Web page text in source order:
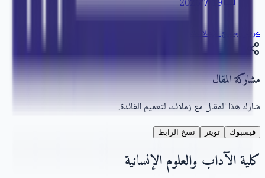
19‏/7‏/2026
عرض جميع الإعلانات
مشاركة المقال
شارك هذا المقال مع زملائك لتعميم الفائدة.
فيسبوك تويتر نسخ الرابط
كلية الآداب والعلوم الإنسانية